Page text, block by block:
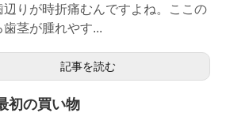
辺りが時折痛むんですよね。ここの
歯茎が腫れやす...
記事を読む
初の買い物